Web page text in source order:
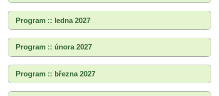
Program :: ledna 2027
Program :: února 2027
Program :: března 2027